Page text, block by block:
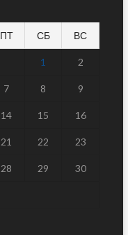
ПТ СБ ВС
1 2
7 8 9
14 15 16
21 22 23
28 29 30